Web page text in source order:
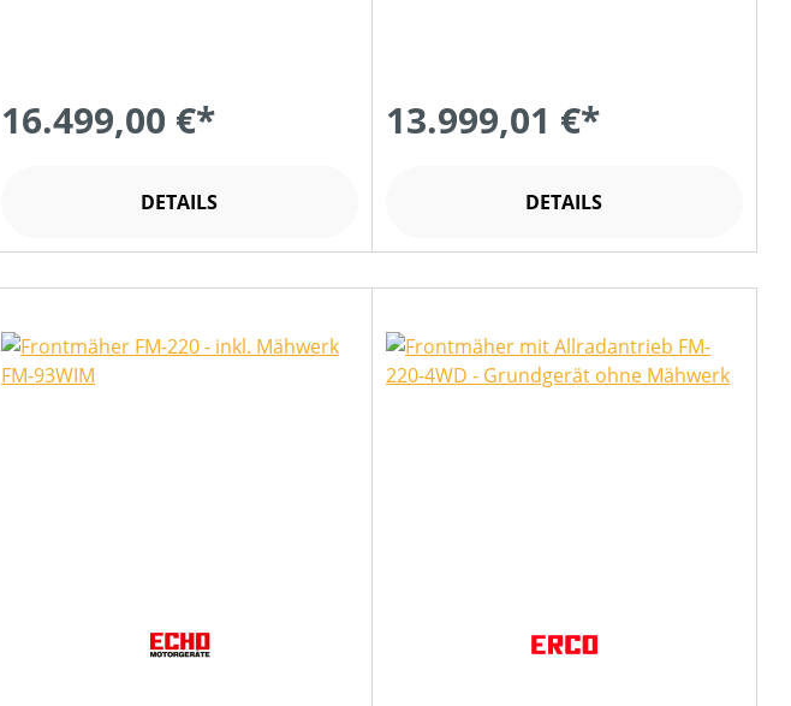
16.499,00 €*
DETAILS
13.999,01 €*
DETAILS